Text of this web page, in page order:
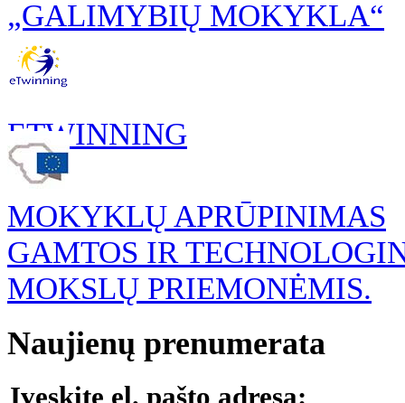
„GALIMYBIŲ MOKYKLA“
ETWINNING
MOKYKLŲ APRŪPINIMAS
GAMTOS IR
MOKSLŲ PRIEMONĖMIS.
Naujienų prenumerata